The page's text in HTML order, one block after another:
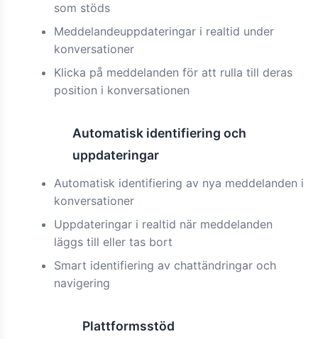
som stöds
Meddelandeuppdateringar i realtid under
konversationer
Klicka på meddelanden för att rulla till deras
position i konversationen
Automatisk identifiering och
uppdateringar
Automatisk identifiering av nya meddelanden i
konversationer
Uppdateringar i realtid när meddelanden
läggs till eller tas bort
Smart identifiering av chattändringar och
navigering
Plattformsstöd